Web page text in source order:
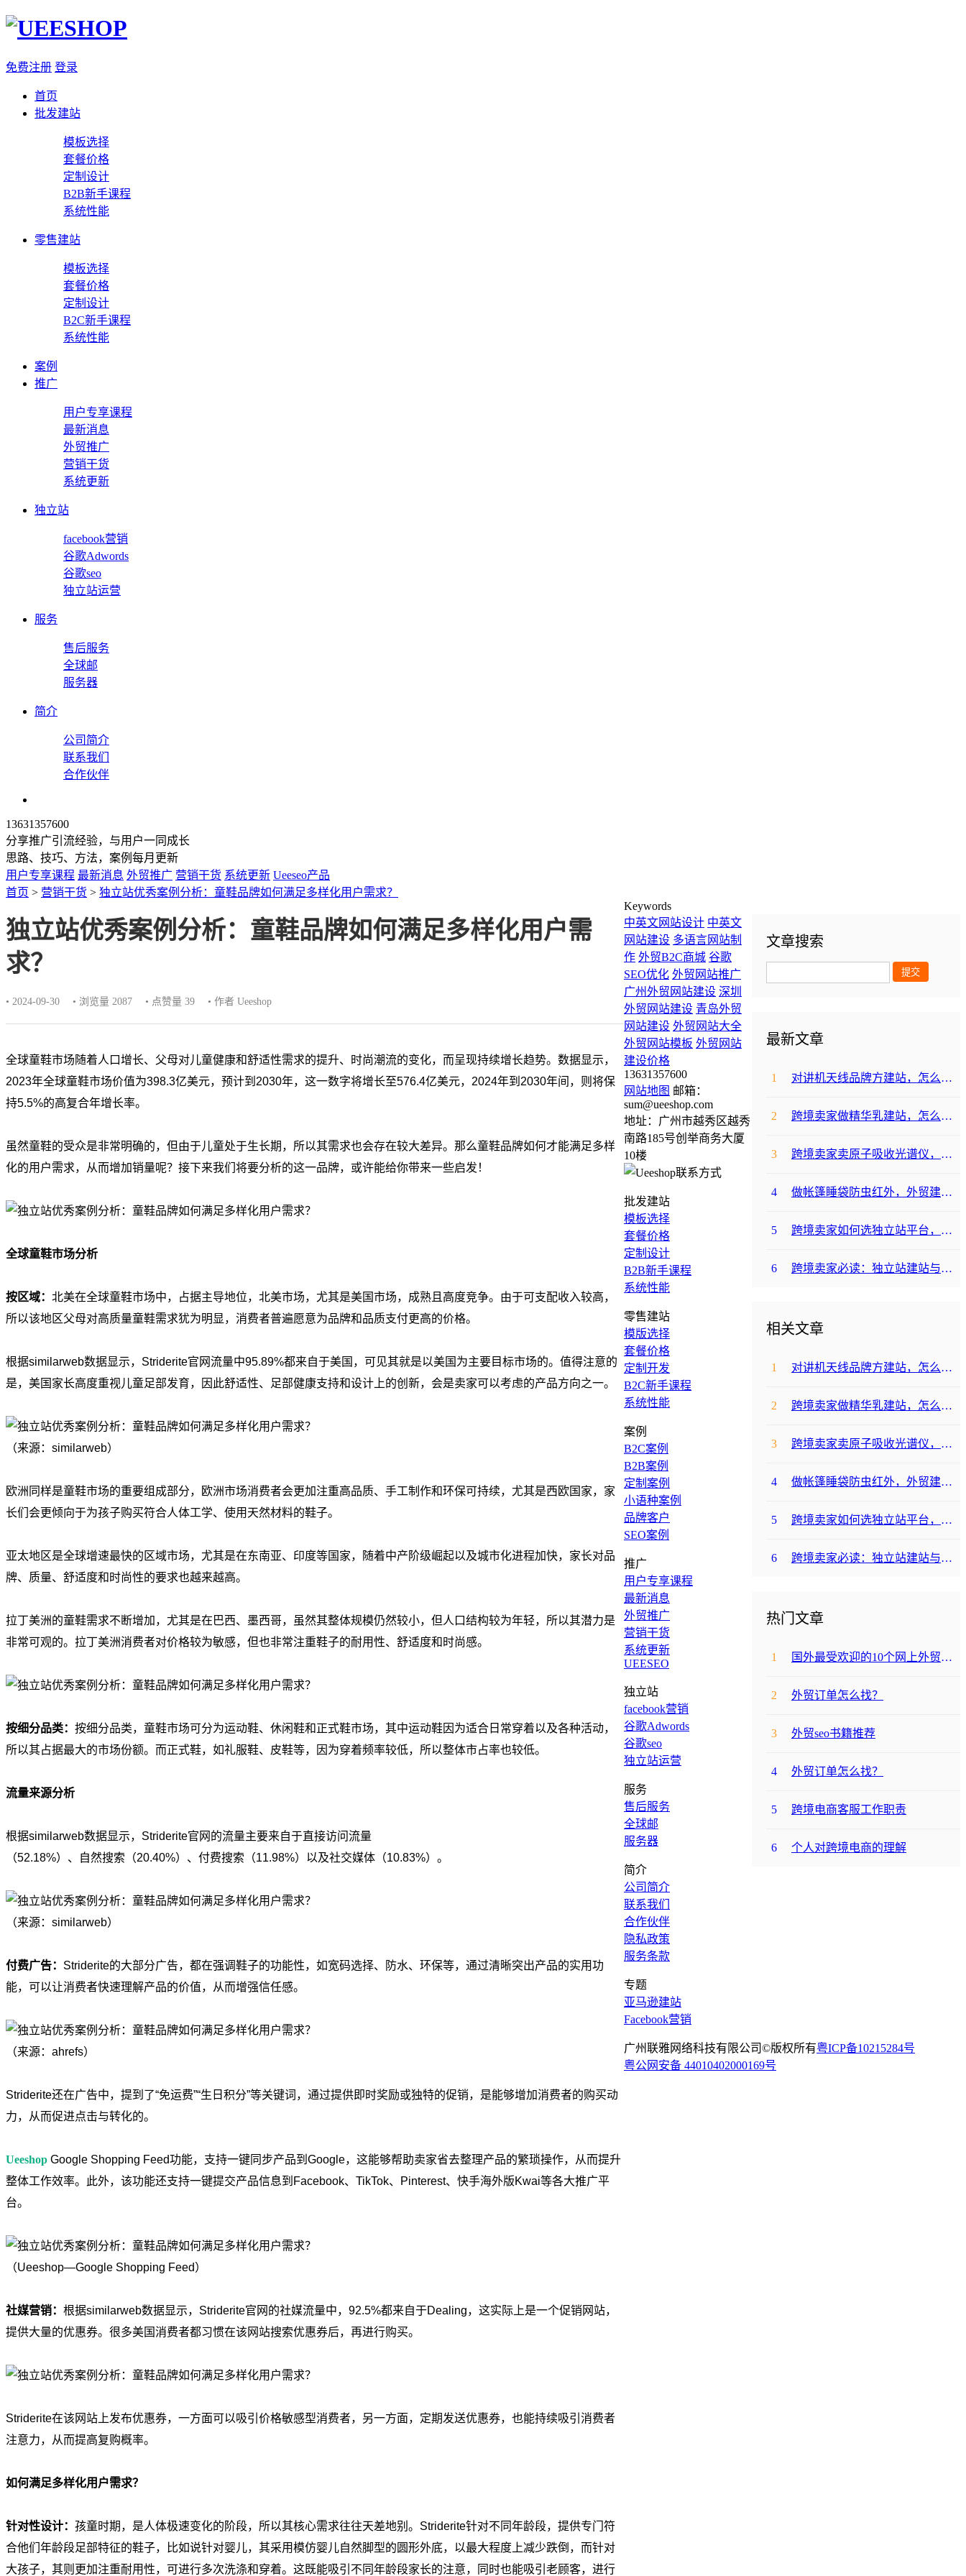
免费注册 登录
首页
批发建站
模板选择
套餐价格
定制设计
B2B新手课程
系统性能
零售建站
模板选择
套餐价格
定制设计
B2C新手课程
系统性能
案例
推广
用户专享课程
最新消息
外贸推广
营销干货
系统更新
独立站
facebook营销
谷歌Adwords
谷歌seo
独立站运营
服务
售后服务
全球邮
服务器
简介
公司简介
联系我们
合作伙伴
13631357600
分享推广引流经验，与用户一同成长
思路、技巧、方法，案例每月更新
用户专享课程 最新消息 外贸推广 营销干货 系统更新 Ueeseo产品
首页 > 营销干货 > 独立站优秀案例分析：童鞋品牌如何满足多样化用户需求？
独立站优秀案例分析：童鞋品牌如何满足多样化用户需
求？
• 2024-09-30 • 浏览量 2087 • 点赞量 39 • 作者 Ueeshop
全球童鞋市场随着人口增长、父母对儿童健康和舒适性需求的提升、时尚潮流的变化，而呈现持续增长趋势。数据显示，
2023年全球童鞋市场价值为398.3亿美元，预计到2030年，这一数字将增长至576.4亿美元，2024年到2030年间，则将保
持5.5%的高复合年增长率。
虽然童鞋的受众是非常明确的，但由于儿童处于生长期，所以其需求也会存在较大差异。那么童鞋品牌如何才能满足多样
化的用户需求，从而增加销量呢？接下来我们将要分析的这一品牌，或许能给你带来一些启发！
全球童鞋市场分析
按区域： 北美在全球童鞋市场中，占据主导地位，北美市场，尤其是美国市场，成熟且高度竞争。由于可支配收入较高，
所以该地区父母对高质量童鞋需求犹为明显，消费者普遍愿意为品牌和品质支付更高的价格。
根据similarweb数据显示，Striderite官网流量中95.89%都来自于美国，可见其就是以美国为主要目标市场的。值得注意的
是，美国家长高度重视儿童足部发育，因此舒适性、足部健康支持和设计上的创新，会是卖家可以考虑的产品方向之一。
（来源：similarweb）
欧洲同样是童鞋市场的重要组成部分，欧洲市场消费者会更加注重高品质、手工制作和环保可持续，尤其是西欧国家，家
长们会更倾向于为孩子购买符合人体工学、使用天然材料的鞋子。
亚太地区是全球增速最快的区域市场，尤其是在东南亚、印度等国家，随着中产阶级崛起以及城市化进程加快，家长对品
牌、质量、舒适度和时尚性的要求也越来越高。
拉丁美洲的童鞋需求不断增加，尤其是在巴西、墨西哥，虽然其整体规模仍然较小，但人口结构较为年轻，所以其潜力是
非常可观的。拉丁美洲消费者对价格较为敏感，但也非常注重鞋子的耐用性、舒适度和时尚感。
按细分品类： 按细分品类，童鞋市场可分为运动鞋、休闲鞋和正式鞋市场，其中运动鞋因为适合日常穿着以及各种活动，
所以其占据最大的市场份额。而正式鞋，如礼服鞋、皮鞋等，因为穿着频率较低，所以整体市占率也较低。
流量来源分析
根据similarweb数据显示，Striderite官网的流量主要来自于直接访问流量
（52.18%）、自然搜索（20.40%）、付费搜索（11.98%）以及社交媒体（10.83%）。
（来源：similarweb）
付费广告： Striderite的大部分广告，都在强调鞋子的功能性，如宽码选择、防水、环保等，通过清晰突出产品的实用功
能，可以让消费者快速理解产品的价值，从而增强信任感。
（来源：ahrefs）
Striderite还在广告中，提到了“免运费”“生日积分”等关键词，通过提供即时奖励或独特的促销，是能够增加消费者的购买动
力，从而促进点击与转化的。
Ueeshop Google Shopping Feed功能，支持一键同步产品到Google，这能够帮助卖家省去整理产品的繁琐操作，从而提升
整体工作效率。此外，该功能还支持一键提交产品信息到Facebook、TikTok、Pinterest、快手海外版Kwai等各大推广平
台。
（Ueeshop—Google Shopping Feed）
社媒营销： 根据similarweb数据显示，Striderite官网的社媒流量中，92.5%都来自于Dealing，这实际上是一个促销网站，
提供大量的优惠券。很多美国消费者都习惯在该网站搜索优惠券后，再进行购买。
Striderite在该网站上发布优惠券，一方面可以吸引价格敏感型消费者，另一方面，定期发送优惠券，也能持续吸引消费者
注意力，从而提高复购概率。
如何满足多样化用户需求？
针对性设计： 孩童时期，是人体极速变化的阶段，所以其核心需求往往天差地别。Striderite针对不同年龄段，提供专门符
合他们年龄段足部特征的鞋子，比如说针对婴儿，其采用模仿婴儿自然脚型的圆形外底，以最大程度上减少跌倒，而针对
大孩子，其则更加注重耐用性，可进行多次洗涤和穿着。这既能吸引不同年龄段家长的注意，同时也能吸引老顾客，进行
文章搜索
最新文章
1 对讲机天线品牌方建站，怎么降低成本啊？
2 跨境卖家做精华乳建站，怎么选合适提升转化？
3 跨境卖家卖原子吸收光谱仪，选哪个建站平台合适？
4 做帐篷睡袋防虫红外，外贸建站平台哪个合适？
5 跨境卖家如何选独立站平台，降低运动水袋架包建站成本？
6 跨境卖家必读：独立站建站与支付，帐篷睡袋防虫露如何避坑降成本？
相关文章
1 对讲机天线品牌方建站，怎么降低成本啊？
2 跨境卖家做精华乳建站，怎么选合适提升转化？
3 跨境卖家卖原子吸收光谱仪，选哪个建站平台合适？
4 做帐篷睡袋防虫红外，外贸建站平台哪个合适？
5 跨境卖家如何选独立站平台，降低运动水袋架包建站成本？
6 跨境卖家必读：独立站建站与支付，帐篷睡袋防虫露如何避坑降成本？
热门文章
1 国外最受欢迎的10个网上外贸购物网站
2 外贸订单怎么找？
3 外贸seo书籍推荐
4 外贸订单怎么找？
5 跨境电商客服工作职责
6 个人对跨境电商的理解
Keywords
中英文网站设计 中英文
网站建设 多语言网站制
作 外贸B2C商城 谷歌
SEO优化 外贸网站推广
广州外贸网站建设 深圳
外贸网站建设 青岛外贸
网站建设 外贸网站大全
外贸网站模板 外贸网站
建设价格
13631357600
网站地图 邮箱：
sum@ueeshop.com
地址：广州市越秀区越秀
南路185号创举商务大厦
10楼
批发建站
模板选择
套餐价格
定制设计
B2B新手课程
系统性能
零售建站
模版选择
套餐价格
定制开发
B2C新手课程
系统性能
案例
B2C案例
B2B案例
定制案例
小语种案例
品牌客户
SEO案例
推广
用户专享课程
最新消息
外贸推广
营销干货
系统更新
UEESEO
独立站
facebook营销
谷歌Adwords
谷歌seo
独立站运营
服务
售后服务
全球邮
服务器
简介
公司简介
联系我们
合作伙伴
隐私政策
服务条款
专题
亚马逊建站
Facebook营销
广州联雅网络科技有限公司©版权所有粤ICP备10215284号
粤公网安备 44010402000169号